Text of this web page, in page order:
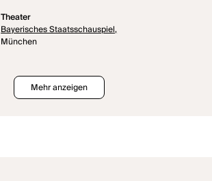
Theater
Bayerisches Staatsschauspiel,
München
Mehr anzeigen